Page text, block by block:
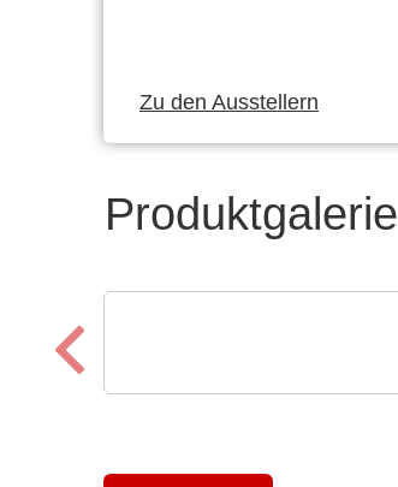
Zu den Ausstellern
Produktgalerie